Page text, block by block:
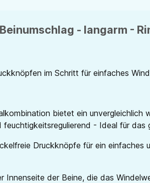
- langarm -
im Schritt für einfaches
bietet ein
- Ideal für das
Druckknöpfe für ein
der Beine, die das